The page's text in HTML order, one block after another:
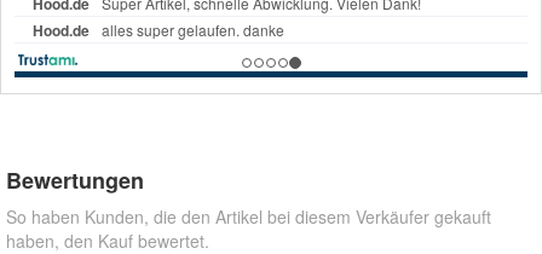
Bewertungen
So haben Kunden, die den Artikel bei diesem Verkäufer gekauft
haben, den Kauf bewertet.